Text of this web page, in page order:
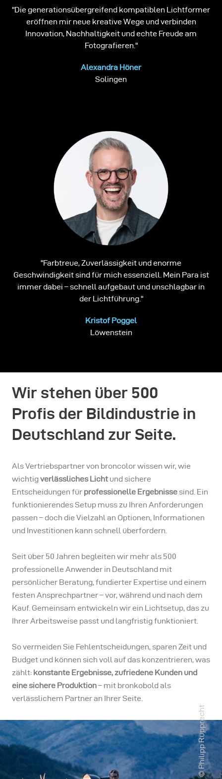
"Die generationsübergreifend kompatiblen Lichtformer
eröffnen mir neue kreative Wege und verbinden
Innovation, Nachhaltigkeit und echte Freude am
Fotografieren."
Alexandra Höner
Solingen
"Farbtreue, Zuverlässigkeit und enorme
Geschwindigkeit sind für mich essenziell. Mein Para ist
immer dabei – schnell aufgebaut und unschlagbar in
der Lichtführung."
Kristof Poggel
Löwenstein
Wir stehen über 500
Profis der Bildindustrie in
Deutschland zur Seite.
Als Vertriebspartner von broncolor wissen wir, wie
wichtigverlässliches Licht und sichere
Entscheidungen für professionelle Ergebnissesind. Ein
funktionierendes Setup muss zu Ihren Anforderungen
passen – doch die Vielzahl an Optionen, Informationen
und Investitionen kann schnell überfordern.
Seit über 50 Jahren begleiten wir mehr als 500
professionelle Anwender in Deutschland mit
persönlicher Beratung, fundierter Expertise und einem
festen Ansprechpartner – vor, während und nach dem
Kauf. Gemeinsam entwickeln wir ein Lichtsetup, das zu
Ihrer Arbeitsweise passt und langfristig funktioniert.
So vermeiden Sie Fehlentscheidungen, sparen Zeit und
Budget und können sich voll auf das konzentrieren, was
zählt: konstante Ergebnisse, zufriedene Kunden und
eine sichere Produktion– mit bronkobold als
verlässlichem Partner an Ihrer Seite.
© Philipp Rupprecht